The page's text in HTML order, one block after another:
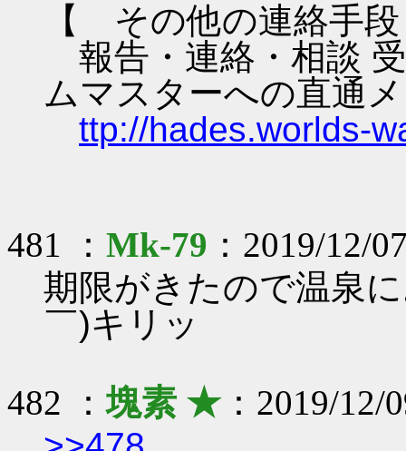
【 その他の連絡手
報告・連絡・相談
ムマスターへの直通
ttp://hades.worlds-
481 ： Mk-79 ：2019/12/
期限がきたので温泉
￣)キリッ
482 ：塊素 ★：2019/12/